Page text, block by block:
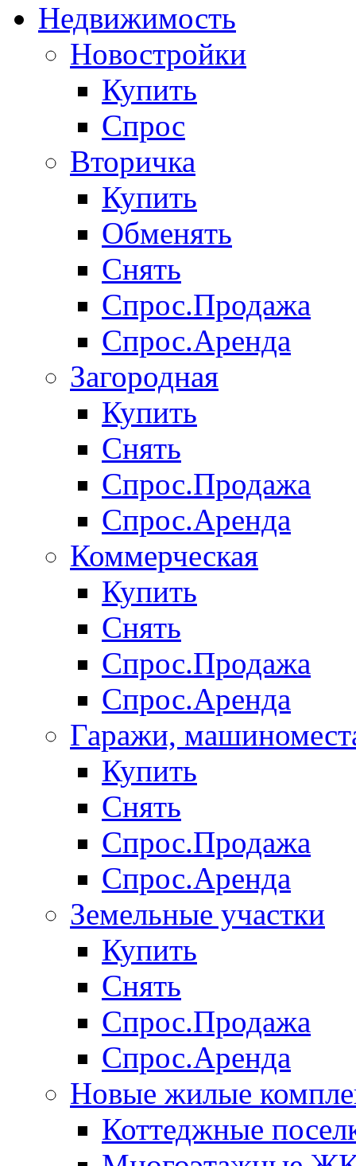
Недвижимость
Новостройки
Купить
Спрос
Вторичка
Купить
Обменять
Снять
Спрос.Продажа
Спрос.Аренда
Загородная
Купить
Снять
Спрос.Продажа
Спрос.Аренда
Коммерческая
Купить
Снять
Спрос.Продажа
Спрос.Аренда
Гаражи,
Купить
Снять
Спрос.Продажа
Спрос.Аренда
Земельные участки
Купить
Снять
Спрос.Продажа
Спрос.Аренда
Новые жилые
Коттеджные